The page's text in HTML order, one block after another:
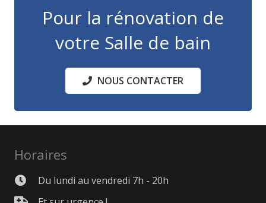
Pour la rénovation de
votre Salle de bain
NOUS CONTACTER
Horaires
Du lundi au vendredi 7h - 20h